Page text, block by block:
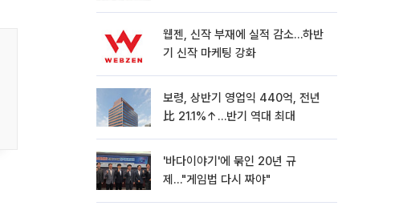
웹젠, 신작 부재에 실적 감소…하반
기 신작 마케팅 강화
보령, 상반기 영업익 440억, 전년
比 21.1%↑…반기 역대 최대
'바다이야기'에 묶인 20년 규
제…"게임법 다시 짜야"